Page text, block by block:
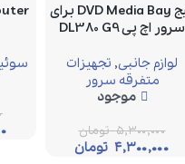
کیج DVD Media Bay برای
سرور اچ پی DL380 G9
لوازم جانبی, تجهیزات
متفرقه سرور
موجود
۵,۳۰۰,۰۰۰ تومان
۴,۳۰۰,۰۰۰ تومان